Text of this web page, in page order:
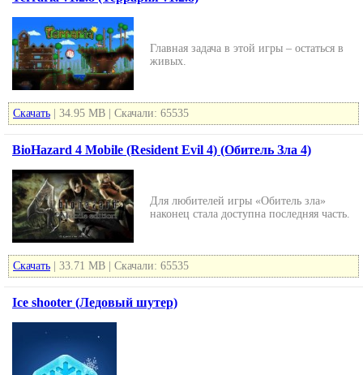
Главная задача в этой игры – остаться в
живых.
Скачать | 34.95 MB | Скачали: 65535
BioHazard 4 Mobile (Resident Evil 4) (Обитель Зла 4)
Для любителей игры «Обитель зла»
наконец стала доступна последняя часть.
Скачать | 33.71 MB | Скачали: 65535
Ice shooter (Ледовый шутер)